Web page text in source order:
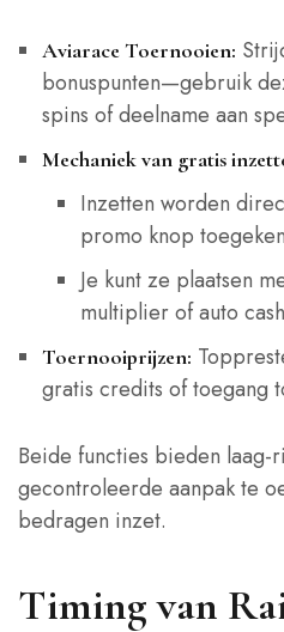
Aviarace Toernooien:
bonuspunten—gebruik
spins of deelname aan
Mechaniek van gratis
Inzetten worden
promo knop
Je kunt ze plaatsen
multiplier of auto
Toernooiprijzen:
gratis credits of toegang
Beide functies bieden laag-
gecontroleerde aanpak te
bedragen inzet.
Timing van